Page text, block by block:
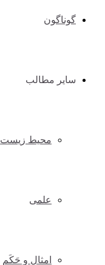
گوناگون
سایر مطالب
محیط زیست
علمی
امثال و حَکَم